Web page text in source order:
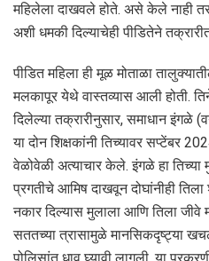
महिलेला दाखवले होते. असे केले नाही
अशी धमकी दिल्याचेही पीडितेने
पीडित महिला ही मूळ मोताळा‎
‎मलकापूर येथे वास्तव्यास आली होती.
दिलेल्या ‎तक्रारीनुसार, समाधान
या दोन ‎शिक्षकांनी तिच्यावर सप्टेंबर
वेळोवेळी अत्याचार केले. इंगळे हा तिच्या
प्रगतीचे आमिष दाखवून ‎दोघांनीही
नकार दिल्यास मुलाला आणि तिला जीवे‎
सततच्या त्रासामुळे मानसिकदृष्ट्या‎